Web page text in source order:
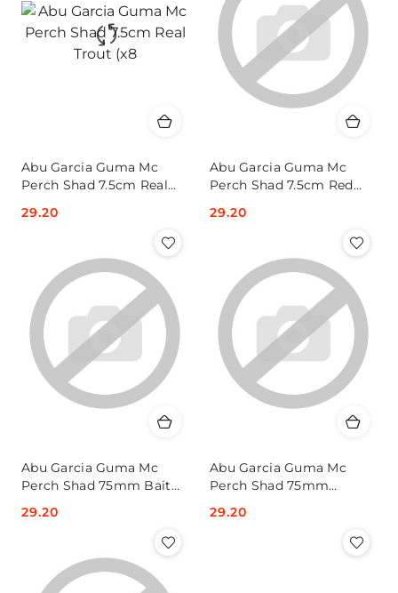
Abu Garcia Guma Mc
Perch Shad 7.5cm Real
Cena:
29.20
Abu Garcia Guma Mc
Perch Shad 7.5cm Red
Cena:
29.20
Abu Garcia Guma Mc
Perch Shad 75mm Bait
Cena:
29.20
Abu Garcia Guma Mc
Perch Shad 75mm
Cena:
29.20